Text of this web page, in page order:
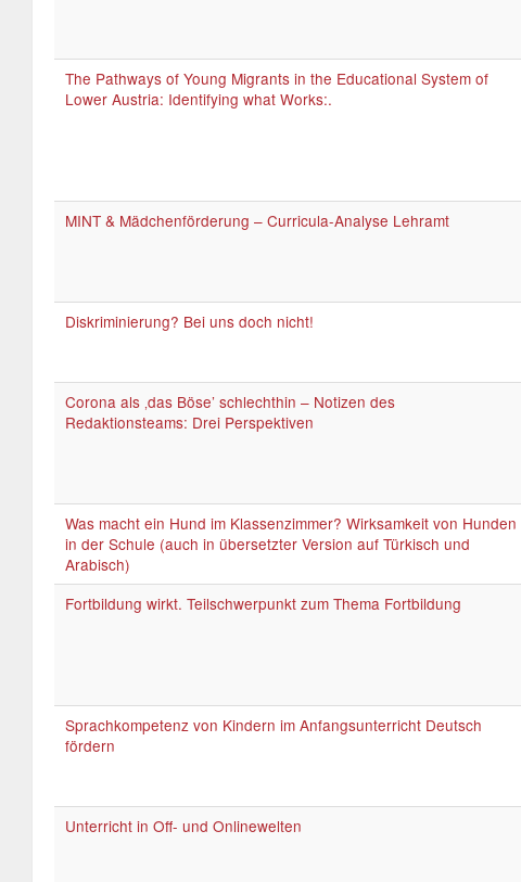
The Pathways of Young Migrants in the Educational System of
Lower Austria: Identifying what Works:.
MINT & Mädchenförderung – Curricula-Analyse Lehramt
Diskriminierung? Bei uns doch nicht!
Corona als ‚das Böse’ schlechthin – Notizen des
Redaktionsteams: Drei Perspektiven
Was macht ein Hund im Klassenzimmer? Wirksamkeit von Hunden
in der Schule (auch in übersetzter Version auf Türkisch und
Arabisch)
Fortbildung wirkt. Teilschwerpunkt zum Thema Fortbildung
Sprachkompetenz von Kindern im Anfangsunterricht Deutsch
fördern
Unterricht in Off- und Onlinewelten